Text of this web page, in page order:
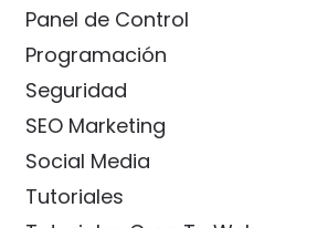
Panel de Control
Programación
Seguridad
SEO Marketing
Social Media
Tutoriales